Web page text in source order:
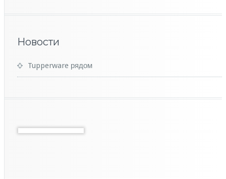
Новости
Tupperware рядом